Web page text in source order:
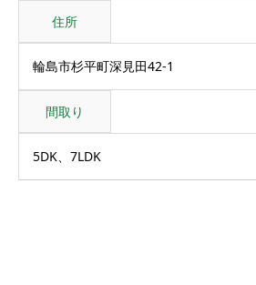
住所
輪島市杉平町深見田42-1
間取り
5DK、7LDK